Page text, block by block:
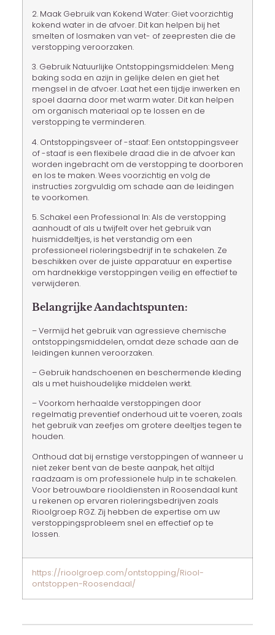
2. Maak Gebruik van Kokend Water: Giet voorzichtig
kokend water in de afvoer. Dit kan helpen bij het
smelten of losmaken van vet- of zeepresten die de
verstopping veroorzaken.
3. Gebruik Natuurlijke Ontstoppingsmiddelen: Meng
baking soda en azijn in gelijke delen en giet het
mengsel in de afvoer. Laat het een tijdje inwerken en
spoel daarna door met warm water. Dit kan helpen
om organisch materiaal op te lossen en de
verstopping te verminderen.
4. Ontstoppingsveer of -staaf: Een ontstoppingsveer
of -staaf is een flexibele draad die in de afvoer kan
worden ingebracht om de verstopping te doorboren
en los te maken. Wees voorzichtig en volg de
instructies zorgvuldig om schade aan de leidingen
te voorkomen.
5. Schakel een Professional In: Als de verstopping
aanhoudt of als u twijfelt over het gebruik van
huismiddeltjes, is het verstandig om een
professioneel rioleringsbedrijf in te schakelen. Ze
beschikken over de juiste apparatuur en expertise
om hardnekkige verstoppingen veilig en effectief te
verwijderen.
Belangrijke Aandachtspunten:
– Vermijd het gebruik van agressieve chemische
ontstoppingsmiddelen, omdat deze schade aan de
leidingen kunnen veroorzaken.
– Gebruik handschoenen en beschermende kleding
als u met huishoudelijke middelen werkt.
– Voorkom herhaalde verstoppingen door
regelmatig preventief onderhoud uit te voeren, zoals
het gebruik van zeefjes om grotere deeltjes tegen te
houden.
Onthoud dat bij ernstige verstoppingen of wanneer u
niet zeker bent van de beste aanpak, het altijd
raadzaam is om professionele hulp in te schakelen.
Voor betrouwbare riooldiensten in Roosendaal kunt
u rekenen op ervaren rioleringsbedrijven zoals
Rioolgroep RGZ. Zij hebben de expertise om uw
verstoppingsprobleem snel en effectief op te
lossen.
https://rioolgroep.com/ontstopping/Riool-
ontstoppen-Roosendaal/